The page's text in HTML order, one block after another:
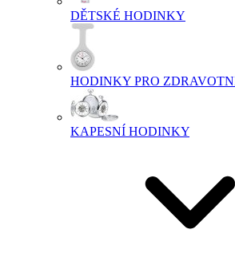
DĚTSKÉ HODINKY
HODINKY PRO
KAPESNÍ HODINKY